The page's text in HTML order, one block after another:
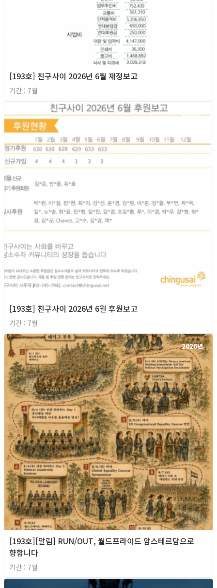
[193호] 친구사이 2026년 6월 재정보고
기간 : 7월
2026년
[193호] 친구사이 2026년 6월 후원보고
기간 : 7월
2026년
[193호][알림] RUN/OUT, 월드프라이드 암스테르담으로
향합니다
기간 : 7월